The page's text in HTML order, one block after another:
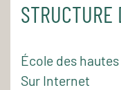
STRUCTURE
École des
Sur Internet